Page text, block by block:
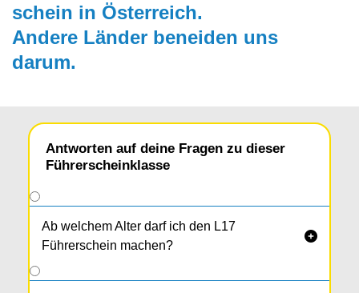
schein in Österreich.
Andere Länder beneiden uns
darum.
Antworten auf deine Fragen zu dieser
Führerscheinklasse
Ab welchem Alter darf ich den L17
Führerschein machen?
